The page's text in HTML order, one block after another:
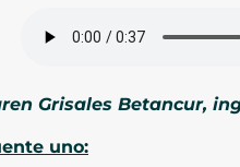
Grisales Betancur,
uno: